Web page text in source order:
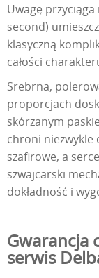
Uwagę
second)
klasyczną
całości
Srebrna,
proporcjach
skórzanym
chroni niezwykle
szafirowe, a
szwajcarski
dokładność i
Gwarancja
serwis